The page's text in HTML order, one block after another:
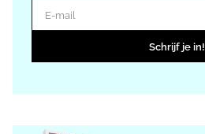
E-mail
Schrijf je in!